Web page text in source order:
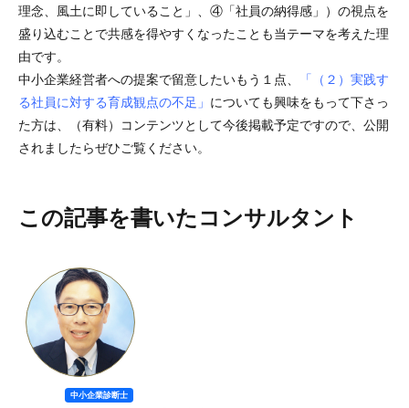
理念、風土に即していること」、④「社員の納得感」）の視点を
盛り込むことで共感を得やすくなったことも当テーマを考えた理
由です。
中小企業経営者への提案で留意したいもう１点、
「（２）実践す
る社員に対する育成観点の不足」 についても興味をもって下さっ
た方は、（有料）コンテンツとして今後掲載予定ですので、公開
されましたらぜひご覧ください。
この記事を書いたコンサルタント
中小企業診断士